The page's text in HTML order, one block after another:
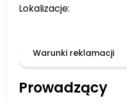
Lokalizacje:
Warunki reklamacji
Prowadzący